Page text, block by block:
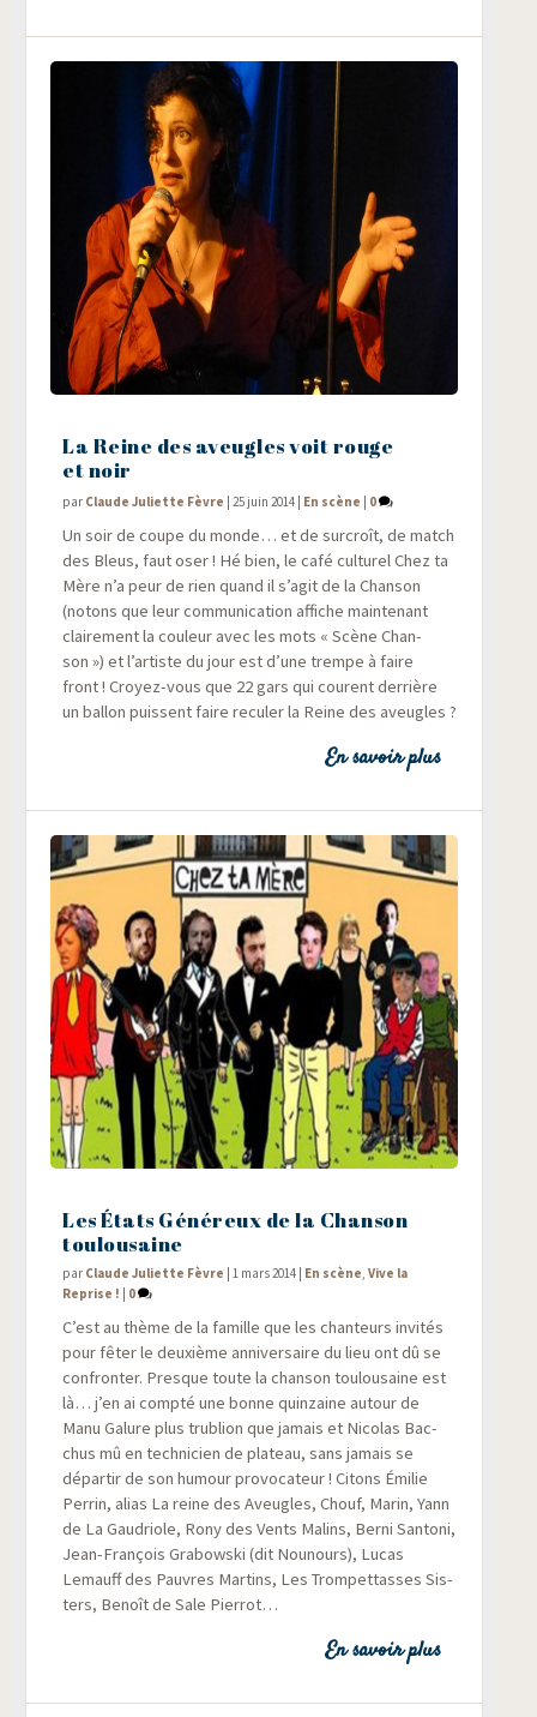
La Reine des aveugles voit rouge
et noir
par Claude Juliette Fèvre |25 juin 2014 | En scène | 0
Un soir de coupe du monde… et de sur­croît, de match
des Bleus, faut oser ! Hé bien, le café cultu­rel Chez ta
Mère n’a peur de rien quand il s’agit de la Chan­son
(notons que leur com­mu­ni­ca­tion affiche main­te­nant
clai­re­ment la cou­leur avec les mots « Scène Chan­
son ») et l’artiste du jour est d’une trempe à faire
front ! Croyez-vous que 22 gars qui courent der­rière
un bal­lon puissent faire recu­ler la Reine des aveugles ?
En savoir plus
Les États Généreux de la Chanson
toulousaine
par Claude Juliette Fèvre |1 mars 2014 En scène,Vive la
Reprise !
0
C’est au thème de la famille que les chan­teurs invi­tés
pour fêter le deuxième anni­ver­saire du lieu ont dû se
confron­ter. Presque toute la chan­son tou­lou­saine est
là… j’en ai comp­té une bonne quin­zaine autour de
Manu Galure plus tru­blion que jamais et Nico­las Bac­
chus mû en tech­ni­cien de pla­teau, sans jamais se
dépar­tir de son humour pro­vo­ca­teur ! Citons Émi­lie
Per­rin, alias La reine des Aveugles, Chouf, Marin, Yann
de La Gau­driole, Rony des Vents Malins, Ber­ni San­to­ni,
Jean-Fran­çois Gra­bows­ki (dit Nou­nours), Lucas
Lemauff des Pauvres Mar­tins, Les Trom­pet­tasses Sis­
ters, Benoît de Sale Pierrot…
En savoir plus